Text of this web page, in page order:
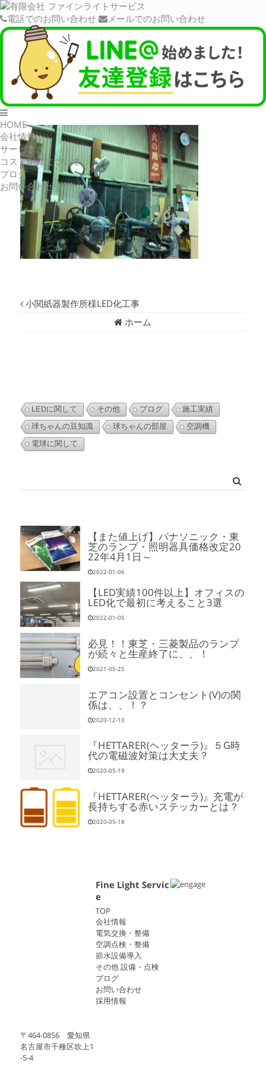
電話でのお問い合わせ メールでのお問い合わせ
HOME
会社情報
サービス
コスト削減について
ブログ
お問い合わせ
3AF3E049-30B9-444F-80DE-A8C4
C50A9A37
小関紙器製作所様LED化工事
ホーム
LEDに関して その他 ブログ 施工実績
球ちゃんの豆知識 球ちゃんの部屋 空調機
電球に関して
【また値上げ】パナソニック・東
芝のランプ・照明器具価格改定20
22年4月1日～
2022-01-06
【LED実績100件以上】オフィスの
LED化で最初に考えること3選
2022-01-05
必見！！東芝・三菱製品のランプ
が続々と生産終了に、、！
2021-05-25
エアコン設置とコンセント(V)の関
係は、、！？
2020-12-10
『HETTARER(ヘッターラ)』５G時
代の電磁波対策は大丈夫？
2020-05-19
『HETTARER(ヘッターラ)』充電が
長持ちする赤いステッカーとは？
2020-05-18
〒464-0856 愛知県
名古屋市千種区吹上1
-5-4
Fine Light Servic
e
TOP
会社情報
電気交換・整備
空調点検・整備
節水設備導入
その他 設備・点検
ブログ
お問い合わせ
採用情報